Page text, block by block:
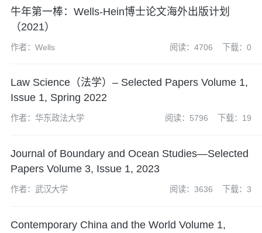
牛年第一棒：Wells-Hein博士论文海外出版计划
（2021）
作者：Wells 阅读：4706 下载：0
Law Science（法学）– Selected Papers Volume 1,
Issue 1, Spring 2022
作者：华东政法大学 阅读：5796 下载：19
Journal of Boundary and Ocean Studies—Selected
Papers Volume 3, Issue 1, 2023
作者：武汉大学 阅读：3636 下载：3
Contemporary China and the World Volume 1,